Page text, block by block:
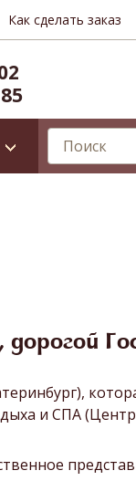
Как сделать заказ
и СПА